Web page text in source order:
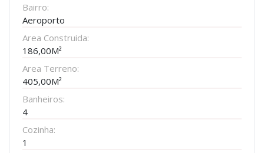
Bairro:
Aeroporto
Area Construida:
186,00M²
Area Terreno:
405,00M²
Banheiros:
4
Cozinha:
1